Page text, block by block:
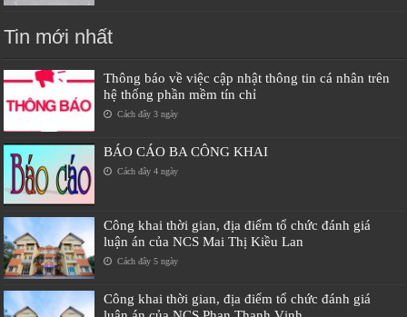
Tin mới nhất
Thông báo về việc cập nhật thông tin cá nhân trên
hệ thống phần mềm tín chỉ
Cách đây 3 ngày
BÁO CÁO BA CÔNG KHAI
Cách đây 4 ngày
Công khai thời gian, địa điểm tổ chức đánh giá
luận án của NCS Mai Thị Kiều Lan
Cách đây 5 ngày
Công khai thời gian, địa điểm tổ chức đánh giá